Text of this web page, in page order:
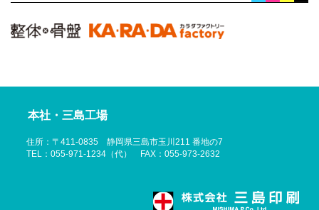
本社・三島工場
住所：〒411-0835 静岡県三島市玉川211 番地の7
TEL：055-971-1234（代） FAX：055-973-2632